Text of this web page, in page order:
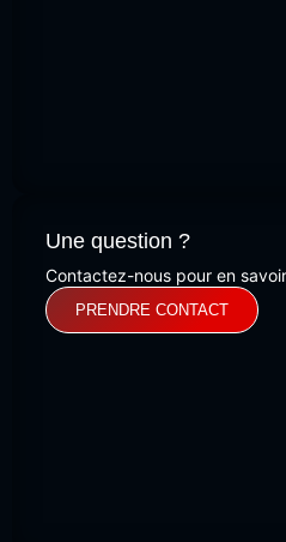
Une question ?
Contactez-nous pour en
PRENDRE CONTACT